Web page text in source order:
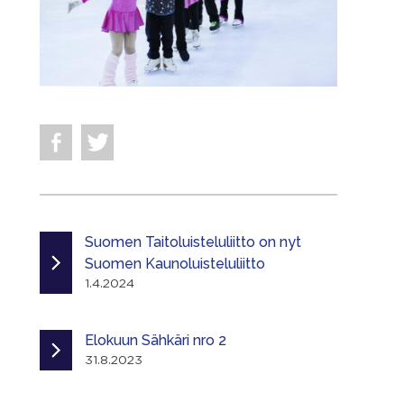
Suomen Taitoluisteluliitto on nyt
Suomen Kaunoluisteluliitto
1.4.2024
Elokuun Sähkäri nro 2
31.8.2023